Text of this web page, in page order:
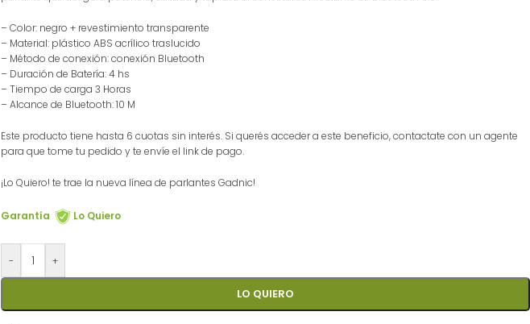
– Color: negro + revestimiento transparente
– Material: plástico ABS acrílico traslucido
– Método de conexión: conexión Bluetooth
– Duración de Batería: 4 hs
– Tiempo de carga 3 Horas
– Alcance de Bluetooth: 10 M
Este producto tiene hasta 6 cuotas sin interés. Si querés acceder a este beneficio, contactate con un agente
para que tome tu pedido y te envíe el link de pago.
¡Lo Quiero! te trae la nueva línea de parlantes Gadnic!
Garantía Lo Quiero
- +
LO QUIERO